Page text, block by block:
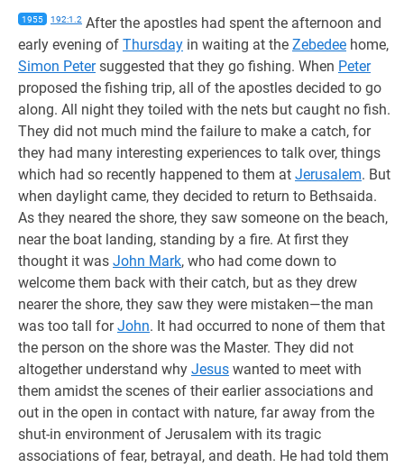
1955 192:1.2 After the apostles had spent the afternoon and
early evening of Thursday in waiting at the Zebedee home,
Simon Petersuggested that they go fishing. When Peter
proposed the fishing trip, all of the apostles decided to go
along. All night they toiled with the nets but caught no fish.
They did not much mind the failure to make a catch, for
they had many interesting experiences to talk over, things
which had so recently happened to them at Jerusalem. But
when daylight came, they decided to return to Bethsaida.
As they neared the shore, they saw someone on the beach,
near the boat landing, standing by a fire. At first they
thought it was John Mark, who had come down to
welcome them back with their catch, but as they drew
nearer the shore, they saw they were mistaken—the man
was too tall forJohn. It had occurred to none of them that
the person on the shore was the Master. They did not
altogether understand why Jesus wanted to meet with
them amidst the scenes of their earlier associations and
out in the open in contact with nature, far away from the
shut-in environment of Jerusalem with its tragic
associations of fear, betrayal, and death. He had told them